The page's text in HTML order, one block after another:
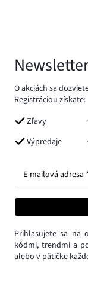
O akciách sa
Registráciou získate:
Zľavy
Výpredaje
E-mailová adresa *
Prihlasujete sa na
kódmi, trendmi a
alebo v pätičke